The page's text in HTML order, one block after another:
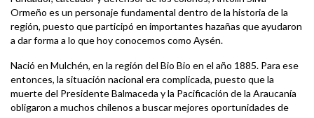
Ormeño es un personaje fundamental dentro de la historia de la
región, puesto que participó en importantes hazañas que ayudaron
a dar forma a lo que hoy conocemos como Aysén.
Nació en Mulchén, en la región del Bio Bio en el año 1885. Para ese
entonces, la situación nacional era complicada, puesto que la
muerte del Presidente Balmaceda y la Pacificación de la Araucanía
obligaron a muchos chilenos a buscar mejores oportunidades de